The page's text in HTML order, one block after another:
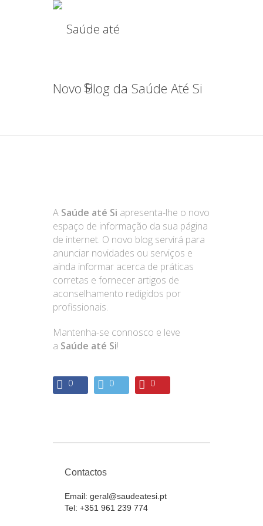
Novo Blog da Saúde Até Si
A Saúde até Si apresenta-lhe o novo
espaço de informação da sua página
de internet. O novo blog servirá para
anunciar novidades ou serviços e
ainda informar acerca de práticas
corretas e fornecer artigos de
aconselhamento redigidos por
profissionais.
Mantenha-se connosco e leve
a Saúde até Si!
0 0 0
Contactos
Email: geral@saudeatesi.pt
Tel: +351 961 239 774